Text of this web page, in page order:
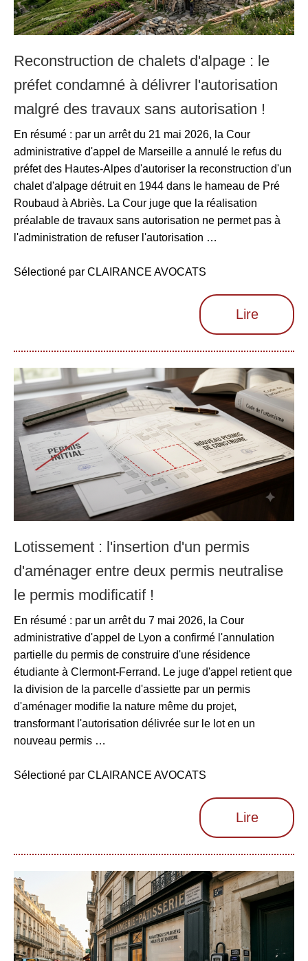
Reconstruction de chalets d'alpage : le
préfet condamné à délivrer l'autorisation
malgré des travaux sans autorisation !
En résumé : par un arrêt du 21 mai 2026, la Cour
administrative d'appel de Marseille a annulé le refus du
préfet des Hautes-Alpes d'autoriser la reconstruction d'un
chalet d'alpage détruit en 1944 dans le hameau de Pré
Roubaud à Abriès. La Cour juge que la réalisation
préalable de travaux sans autorisation ne permet pas à
l'administration de refuser l'autorisation …
Sélectioné par CLAIRANCE AVOCATS
Lire
Lotissement : l'insertion d'un permis
d'aménager entre deux permis neutralise
le permis modificatif !
En résumé : par un arrêt du 7 mai 2026, la Cour
administrative d'appel de Lyon a confirmé l'annulation
partielle du permis de construire d'une résidence
étudiante à Clermont-Ferrand. Le juge d'appel retient que
la division de la parcelle d'assiette par un permis
d'aménager modifie la nature même du projet,
transformant l'autorisation délivrée sur le lot en un
nouveau permis …
Sélectioné par CLAIRANCE AVOCATS
Lire